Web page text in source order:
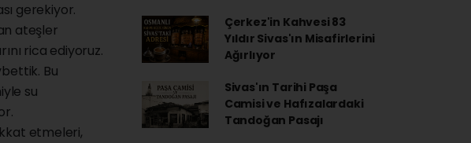
gerekiyor.
ateşler
rica ediyoruz.
Bu
su
etmeleri,
Çerkez'in Kahvesi 83
Yıldır Sivas'ın Misafirlerini
Ağırlıyor
Sivas'ın Tarihi Paşa
Camisi ve Hafızalardaki
Tandoğan Pasajı